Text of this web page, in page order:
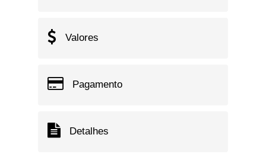
Valores
Pagamento
Detalhes